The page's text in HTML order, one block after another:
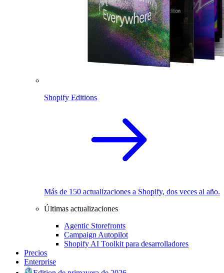
Shopify Editions
Más de 150 actualizaciones a Shopify, dos veces al año.
Últimas actualizaciones
Agentic Storefronts
Campaign Autopilot
Shopify AI Toolkit para desarrolladores
Precios
Enterprise